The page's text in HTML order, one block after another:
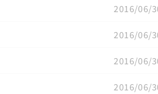
2016/06/
2016/06/
2016/06/
2016/06/